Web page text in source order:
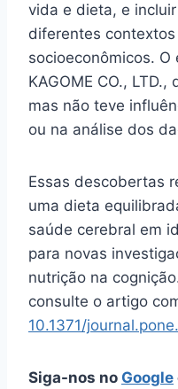
vida e dieta, e
diferentes
socioeconômicos.
KAGOME CO.,
mas não teve
ou na análise dos
Essas descobertas
uma dieta
saúde cerebral em
para novas
nutrição na
consulte o artigo
10.1371/
Siga-nos no Google